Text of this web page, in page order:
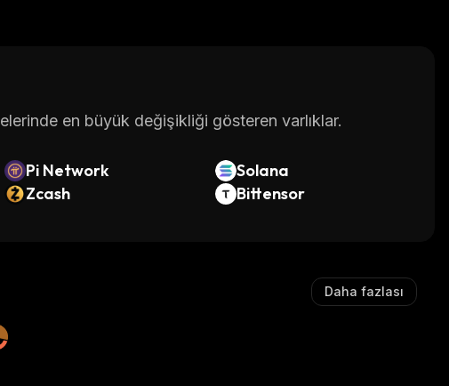
en büyük değişikliği gösteren varlıklar.
Pi Network
Solana
Zcash Bittensor
Daha fazlası